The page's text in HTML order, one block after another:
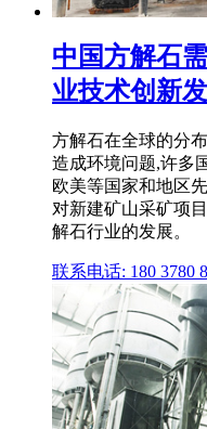
中国方解石
业技术创新
方解石在全球的分
造成环境问题,许多
欧美等国家和地区
对新建矿山采矿项
解石行业的发展。
联系电话: 180 3780